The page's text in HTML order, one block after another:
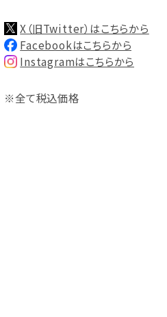
X（旧Twitter）はこちらから
Facebookはこちらから
Instagramはこちらから
※全て税込価格